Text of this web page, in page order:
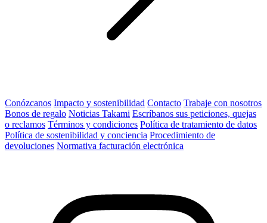
Conózcanos Impacto y sostenibilidad Contacto Trabaje con nosotros
Bonos de regalo Noticias Takami Escríbanos sus peticiones, quejas
o reclamos Términos y condiciones Política de tratamiento de datos
Política de sostenibilidad y conciencia Procedimiento de
devoluciones Normativa facturación electrónica